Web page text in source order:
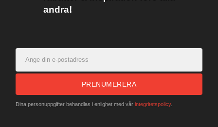
andra!
PRENUMERERA
Dina personuppgifter behandlas i enlighet med vår integritetspolicy.